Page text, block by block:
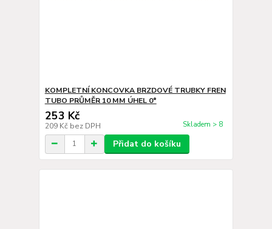
KOMPLETNÍ KONCOVKA BRZDOVÉ TRUBKY FREN
TUBO PRŮMĚR 10 MM ÚHEL 0°
253 Kč
209 Kč bez DPH Skladem > 8
Přidat do košíku